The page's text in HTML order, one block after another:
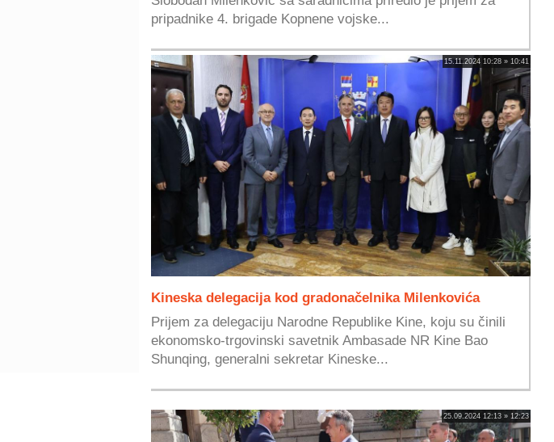
pripadnike 4. brigade Kopnene vojske...
15.11.2024 10:28 » 10:41
Kineska delegacija kod gradonačelnika Milenkovića
Prijem za delegaciju Narodne Republike Kine, koju su činili
ekonomsko-trgovinski savetnik Ambasade NR Kine Bao
Shunqing, generalni sekretar Kineske...
25.09.2024 12:13 » 12:23